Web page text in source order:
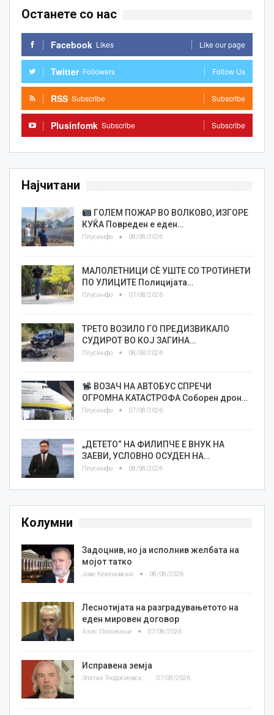
Останете со нас
Facebook Likes Like our page
Twitter Followers Follow Us
RSS Subscribe Subscribe
Plusinfomk Subscribe Subscribe
Најчитани
ГОЛЕМ ПОЖАР ВО ВОЛКОВО, ИЗГОРЕ
КУЌА Повреден е еден…
Плусинфо 08/08/2026
МАЛОЛЕТНИЦИ СÈ УШТЕ СО ТРОТИНЕТИ
ПО УЛИЦИТЕ Полицијата…
Плусинфо 07/08/2026
ТРЕТО ВОЗИЛО ГО ПРЕДИЗВИКАЛО
СУДИРОТ ВО КОЈ ЗАГИНА…
Плусинфо 08/08/2026
ВОЗАЧ НА АВТОБУС СПРЕЧИ
ОГРОМНА КАТАСТРОФА Соборен дрон…
Плусинфо 07/08/2026
„ДЕТЕТО“ НА ФИЛИПЧЕ Е ВНУК НА
ЗАЕВИ, УСЛОВНО ОСУДЕН НА…
Плусинфо 08/08/2026
Колумни
Задоцнив, но ја исполнив желбата на
мојот татко
Јове Кекеновски 08/08/2026
Леснотијата на разградувањетото на
еден мировен договор
Азис Положани 07/08/2026
Исправена земја
Златко Теодосиевски 07/08/2026